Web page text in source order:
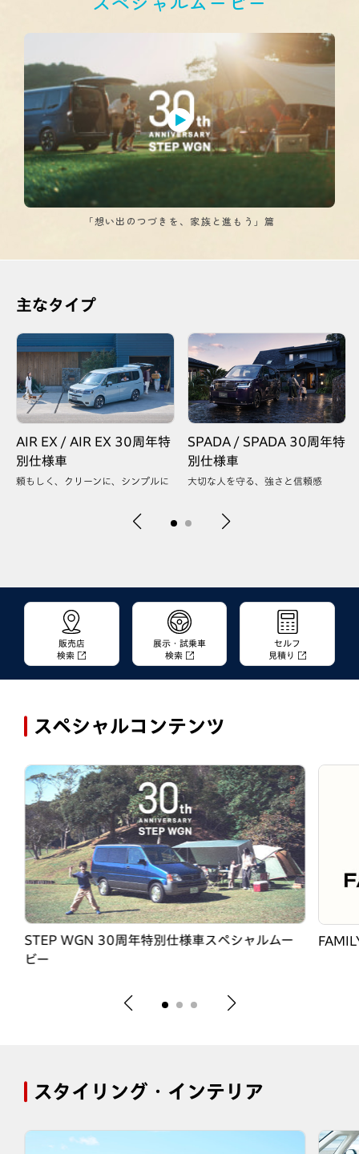
「想い出のつづきを、家族と進もう」篇
主なタイプ
AIR EX / AIR EX 30周年特
別仕様車
頼もしく、クリーンに、シンプルに
SPADA / SPADA 30周年特
別仕様車
大切な人を守る、強さと信頼感
販売店
検索
展示・試乗車
検索
セルフ
見積り
スペシャルコンテンツ
STEP WGN 30周年特別仕様車スペシャルムー
ビー
スタイリング・インテリア